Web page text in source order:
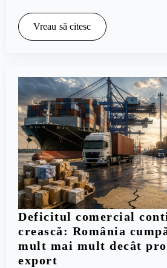
Vreau să citesc
Deficitul comercial
crească: România
mult mai mult decât
export